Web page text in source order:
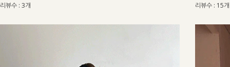
리뷰수 : 3개 리뷰수 : 15개